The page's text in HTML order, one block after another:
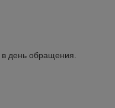
день обращения.